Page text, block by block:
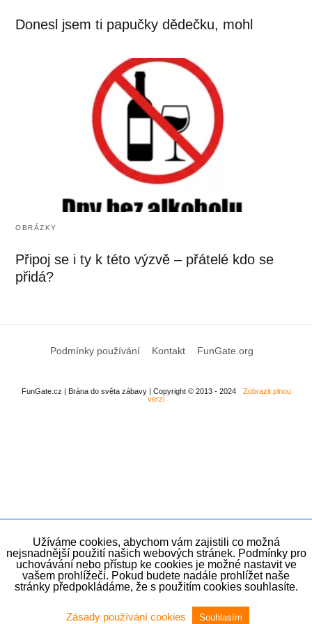
Donesl jsem ti papučky dědečku, mohl
OBRÁZKY
Připoj se i ty k této výzvě – přátelé kdo se
přidá?
Podmínky používání Kontakt FunGate.org
FunGate.cz | Brána do světa zábavy | Copyright © 2013 - 2024
Zobrazit plnou
verzi
Užíváme cookies, abychom vám zajistili co možná
nejsnadnější použití našich webových stránek. Podmínky pro
uchovávání nebo přístup ke cookies je možné nastavit ve
vašem prohlížeči. Pokud budete nadále prohlížet naše
stránky předpokládáme, že s použitím cookies souhlasíte.
Zásady používání cookies Souhlasím